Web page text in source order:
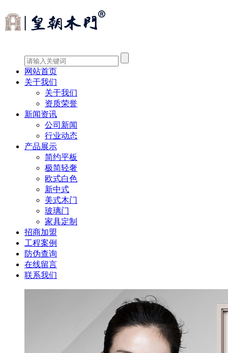
网站首页
关于我们
关于我们
资质荣誉
新闻资讯
公司新闻
行业动态
产品展示
简约平板
极简轻奢
欧式白色
新中式
美式木门
玻璃门
家具定制
招商加盟
工程案例
防伪查询
在线留言
联系我们